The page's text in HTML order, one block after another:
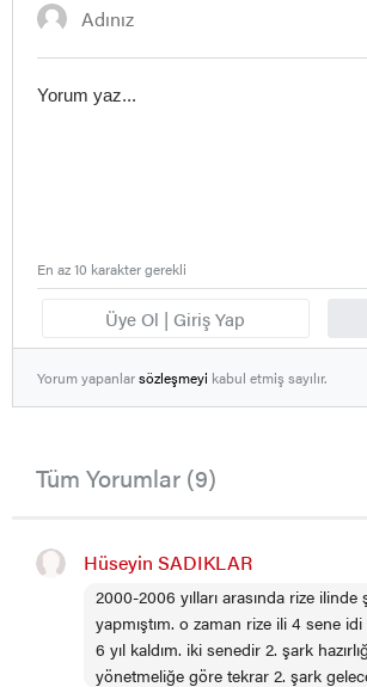
Üye Ol | Giriş Yap
En az 10 karakter gerekli
Yorum yapanlarsözleşmeyi kabul etmiş sayılır.
Tüm Yorumlar (9)
Hüseyin SADIKLAR
2000-2006 yılları arasında rize
yapmıştım. o zaman rize ili 4 sene idi
6 yıl kaldım. iki senedir 2. şark
yönetmeliğe göre tekrar 2. şark